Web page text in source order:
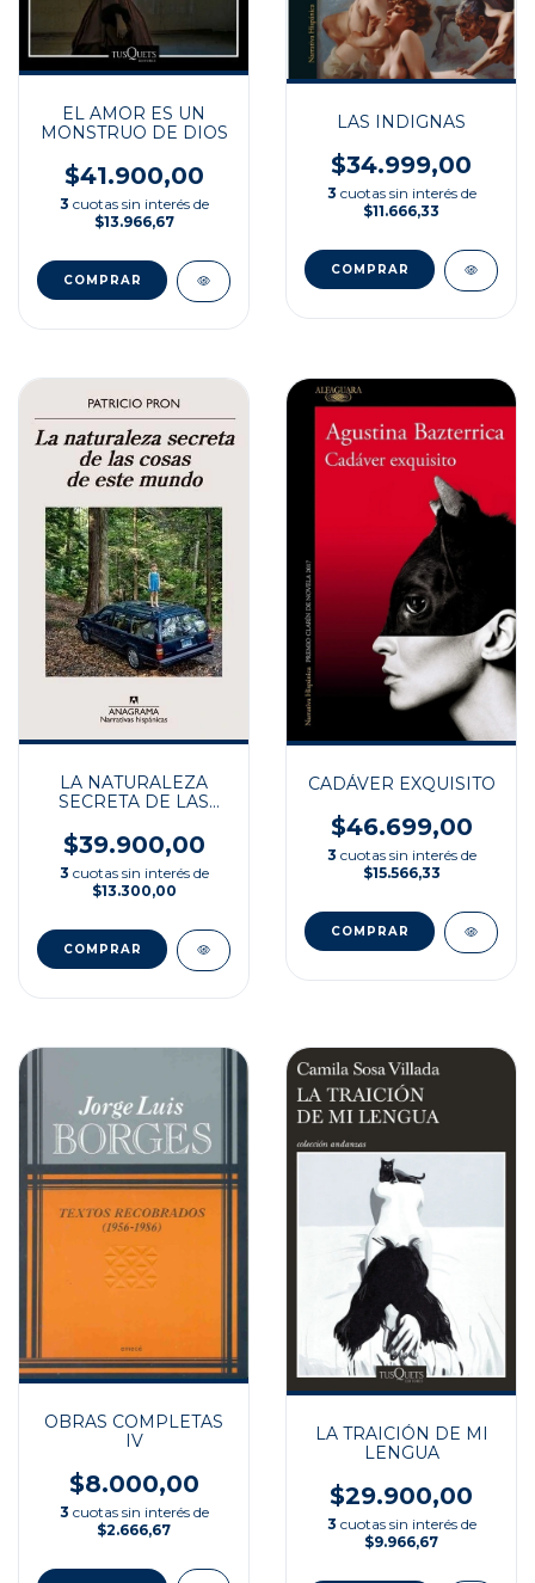
EL AMOR ES UN
MONSTRUO DE DIOS
$41.900,00
3 cuotas sin interés de
$13.966,67
LAS INDIGNAS
$34.999,00
3 cuotas sin interés de
$11.666,33
LA NATURALEZA
SECRETA DE LAS
MUNDO
$39.900,00
3 cuotas sin interés de
$13.300,00
CADÁVER EXQUISITO
$46.699,00
3 cuotas sin interés de
$15.566,33
OBRAS COMPLETAS
IV
$8.000,00
3 cuotas sin interés de
$2.666,67
LA TRAICIÓN DE MI
LENGUA
$29.900,00
3 cuotas sin interés de
$9.966,67